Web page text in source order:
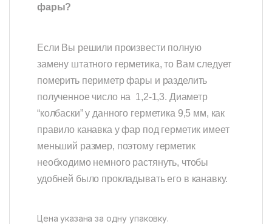
фары?
Если Вы решили произвести полную
замену штатного герметика, то Вам следует
померить периметр фары и разделить
полученное число на 1,2-1,3. Диаметр
“колбаски” у данного герметика 9,5 мм, как
правило канавка у фар под герметик имеет
меньший размер, поэтому герметик
необходимо немного растянуть, чтобы
удобней было прокладывать его в канавку.
Цена указана за одну упаковку.